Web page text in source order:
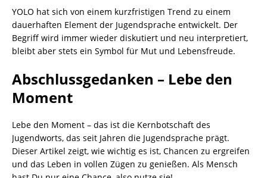
YOLO hat sich von einem kurzfristigen Trend zu einem
dauerhaften Element der Jugendsprache entwickelt. Der
Begriff wird immer wieder diskutiert und neu interpretiert,
bleibt aber stets ein Symbol für Mut und Lebensfreude.
Abschlussgedanken – Lebe den
Moment
Lebe den Moment – das ist die Kernbotschaft des
Jugendworts, das seit Jahren die Jugendsprache prägt.
Dieser Artikel zeigt, wie wichtig es ist, Chancen zu ergreifen
und das Leben in vollen Zügen zu genießen. Als Mensch